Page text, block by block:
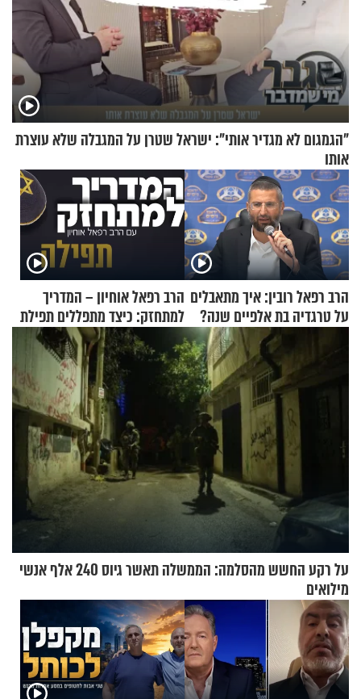
"הגמגום לא מגדיר אותי": ישראל שטרן על המגבלה שלא עוצרת
אותו
הרב רפאל רובין: איך מתאבלים
על טרגדיה בת אלפיים שנה?
הרב רפאל אוחיון – המדריך
למתחזק: כיצד מתפללים תפילת
שמונה עשרה?
על רקע החשש מהסלמה: הממשלה תאשר גיוס 240 אלף אנשי
מילואים